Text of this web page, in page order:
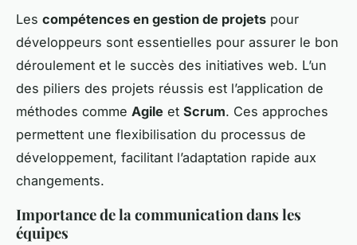
Les compétences en gestion de projets pour
développeurs sont essentielles pour assurer le bon
déroulement et le succès des initiatives web. L’un
des piliers des projets réussis est l’application de
méthodes comme Agile et Scrum. Ces approches
permettent une flexibilisation du processus de
développement, facilitant l’adaptation rapide aux
changements.
Importance de la communication dans les
équipes